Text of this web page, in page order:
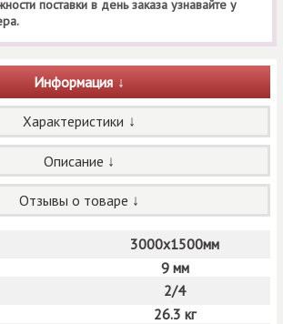
поставки в день заказа узнавайте у
Информация
Характеристики
Описание
Отзывы о товаре
3000х1500мм
9 мм
2/4
26.3 кг